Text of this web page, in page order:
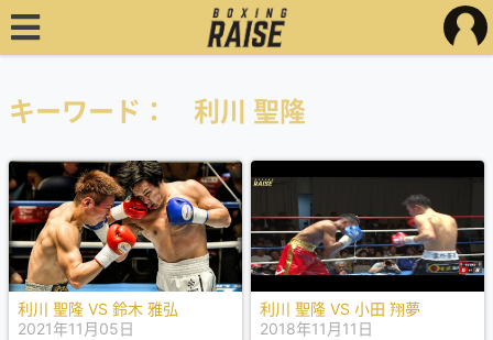
キーワード： 利川 聖隆
利川 聖隆 VS 鈴木 雅弘
2021年11月05日
利川 聖隆 VS 小田 翔夢
2018年11月11日